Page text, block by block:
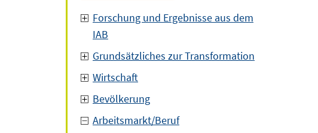
Forschung und Ergebnisse aus dem
IAB
Grundsätzliches zur Transformation
Wirtschaft
Bevölkerung
Arbeitsmarkt/Beruf